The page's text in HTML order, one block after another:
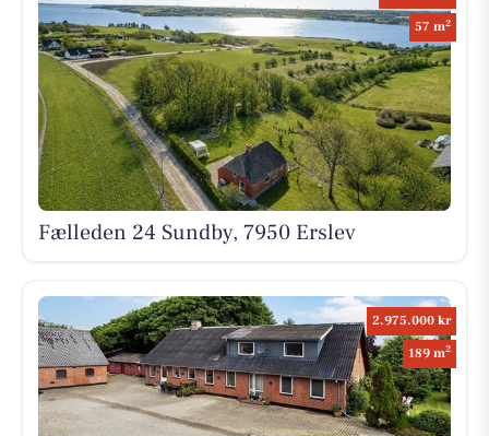
57 m2
Fælleden 24 Sundby, 7950 Erslev
2.975.000 kr
189 m2